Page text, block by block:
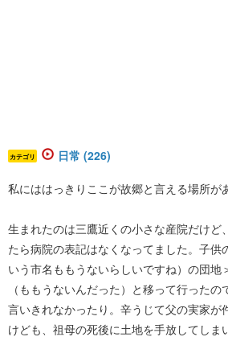
カテゴリ 日常 (226)
私にははっきりここが故郷と言える場所が
生まれたのは三鷹近くの小さな産院だけど
たら病院の表記はなくなってました。子供
いう市名ももうないらしいですね）の団地
（ももうないんだった）と移って行った
言いきれなかったり。辛うじて父の実家が
けども、祖母の死後に土地を手放してしま